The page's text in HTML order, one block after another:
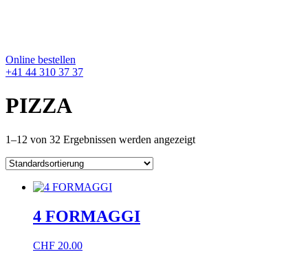
Online bestellen
+41 44 310 37 37
PIZZA
1–12 von 32 Ergebnissen werden angezeigt
4 FORMAGGI
CHF 20.00